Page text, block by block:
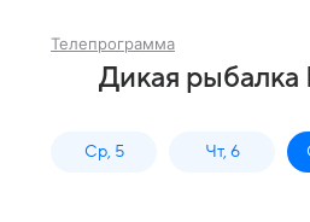
Телепрограмма
Дикая рыбалка
Ср, 5 Чт, 6